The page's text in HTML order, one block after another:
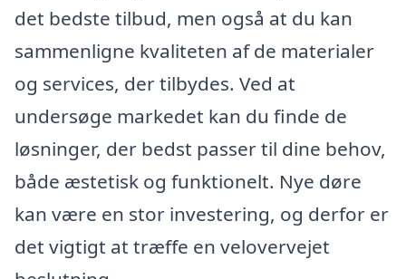
det bedste tilbud, men også at du kan
sammenligne kvaliteten af de materialer
og services, der tilbydes. Ved at
undersøge markedet kan du finde de
løsninger, der bedst passer til dine behov,
både æstetisk og funktionelt. Nye døre
kan være en stor investering, og derfor er
det vigtigt at træffe en velovervejet